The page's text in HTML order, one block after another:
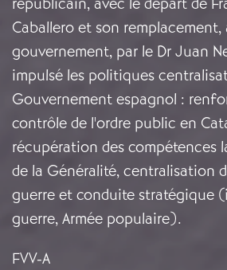
Caballero et son remplacement,
gouvernement, par le Dr Juan
impulsé les politiques
Gouvernement espagnol :
contrôle de l'ordre public en
récupération des compétences
de la Généralité, centralisation
guerre et conduite stratégique
guerre, Armée populaire).
FVV-A